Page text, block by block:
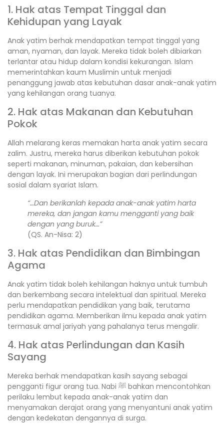
1. Hak atas Tempat Tinggal dan
Kehidupan yang Layak
Anak yatim berhak mendapatkan tempat tinggal yang
aman, nyaman, dan layak. Mereka tidak boleh dibiarkan
terlantar atau hidup dalam kondisi kekurangan. Islam
memerintahkan kaum Muslimin untuk menjadi
penanggung jawab atas kebutuhan dasar anak-anak yatim
yang kehilangan orang tuanya.
2. Hak atas Makanan dan Kebutuhan
Pokok
Allah melarang keras memakan harta anak yatim secara
zalim. Justru, mereka harus diberikan kebutuhan pokok
seperti makanan, minuman, pakaian, dan kebersihan
dengan layak. Ini merupakan bagian dari perlindungan
sosial dalam syariat Islam.
“…Dan berikanlah kepada anak-anak yatim harta
mereka, dan jangan kamu mengganti yang baik
dengan yang buruk…”
(QS. An-Nisa: 2)
3. Hak atas Pendidikan dan Bimbingan
Agama
Anak yatim tidak boleh kehilangan haknya untuk tumbuh
dan berkembang secara intelektual dan spiritual. Mereka
perlu mendapatkan pendidikan yang baik, terutama
pendidikan agama. Memberikan ilmu kepada anak yatim
termasuk amal jariyah yang pahalanya terus mengalir.
4. Hak atas Perlindungan dan Kasih
Sayang
Mereka berhak mendapatkan kasih sayang sebagai
pengganti figur orang tua. Nabi ﷺ bahkan mencontohkan
perilaku lembut kepada anak-anak yatim dan
menyamakan derajat orang yang menyantuni anak yatim
dengan kedekatan dengannya di surga.